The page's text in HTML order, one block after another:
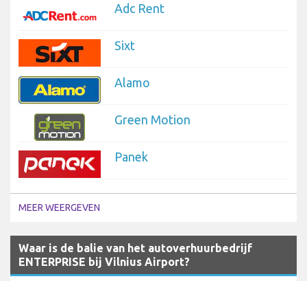
Adc Rent
Sixt
Alamo
Green Motion
Panek
MEER WEERGEVEN
Waar is de balie van het autoverhuurbedrijf
ENTERPRISE bij Vilnius Airport?